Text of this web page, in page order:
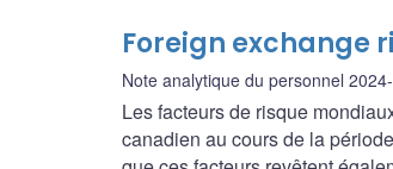
Foreign exchange
Note analytique du personnel
Les facteurs de risque
canadien au cours de la